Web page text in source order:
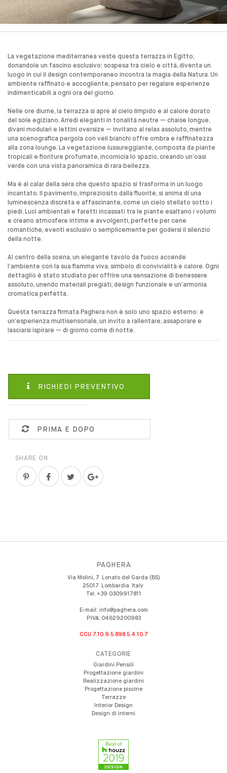
La vegetazione mediterranea veste questa terrazza in Egitto,
donandole un fascino esclusivo: sospesa tra cielo e città, diventa un
luogo in cui il design contemporaneo incontra la magia della Natura. Un
ambiente raffinato e accogliente, pensato per regalare esperienze
indimenticabili a ogni ora del giorno.
Nelle ore diurne, la terrazza si apre al cielo limpido e al calore dorato
del sole egiziano. Arredi eleganti in tonalità neutre — chaise longue,
divani modulari e lettini oversize — invitano al relax assoluto, mentre
una scenografica pergola con veli bianchi offre ombra e raffinatezza
alla zona lounge. La vegetazione lussureggiante, composta da piante
tropicali e fioriture profumate, incornicia lo spazio, creando un’oasi
verde con una vista panoramica di rara bellezza.
Ma è al calar della sera che questo spazio si trasforma in un luogo
incantato. Il pavimento, impreziosito dalla fluorite, si anima di una
luminescenza discreta e affascinante, come un cielo stellato sotto i
piedi. Luci ambientali e faretti incassati tra le piante esaltano i volumi
e creano atmosfere intime e avvolgenti, perfette per cene
romantiche, eventi esclusivi o semplicemente per godersi il silenzio
della notte.
Al centro della scena, un elegante tavolo da fuoco accende
l’ambiente con la sua fiamma viva, simbolo di convivialità e calore. Ogni
dettaglio è stato studiato per offrire una sensazione di benessere
assoluto, unendo materiali pregiati, design funzionale e un’armonia
cromatica perfetta.
Questa terrazza firmata Paghera non è solo uno spazio esterno: è
un’esperienza multisensoriale, un invito a rallentare, assaporare e
lasciarsi ispirare — di giorno come di notte.
RICHIEDI PREVENTIVO
PRIMA E DOPO
SHARE ON
PAGHERA
Via Molini, 7
Lonato del Garda (BS)
25017
Lombardia
Italy
Tel. +39 0309917811
E-mail: info@paghera.com
P.IVA: 04629200983
CCU 7.10.9.5.898.5.4.10.7
CATEGORIE
Giardini Pensili
Progettazione giardini
Realizzazione giardini
Progettazione piscine
Terrazze
Interior Design
Design di interni